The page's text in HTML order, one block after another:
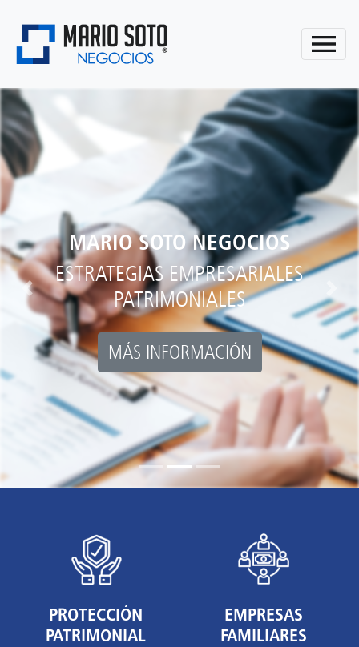
Previous Next
MARIO SOTO NEGOCIOS
ESTRATEGIAS EMPRESARIALES
PATRIMONIALES
MÁS INFORMACIÓN
PROTECCIÓN
PATRIMONIAL
EMPRESAS
FAMILIARES